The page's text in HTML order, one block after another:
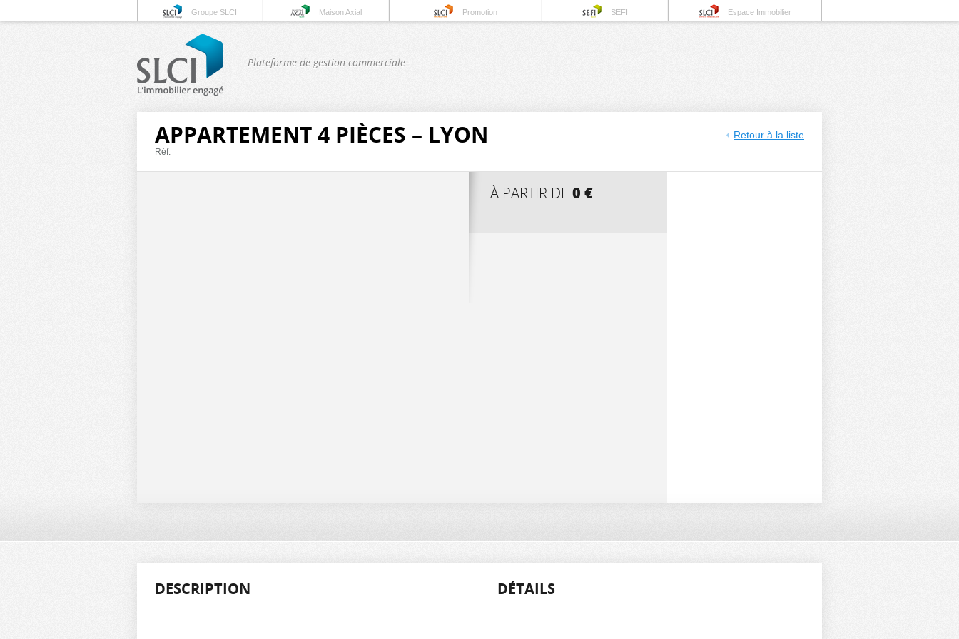
Groupe SLCI Maison Axial Promotion SEFI Espace Immobilier
Plateforme de gestion commerciale
APPARTEMENT 4 PIÈCES – LYON
Réf.
Retour à la liste
À PARTIR DE 0 €
DESCRIPTION DÉTAILS